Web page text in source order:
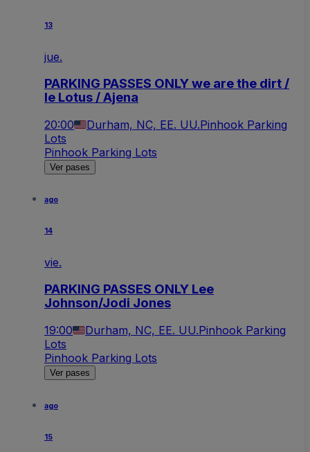
13
jue.
PARKING PASSES ONLY we are the dirt /
le Lotus / Ajena
20:00 Durham, NC, EE. UU.Pinhook Parking
Lots
Pinhook Parking Lots
Ver pases
ago
14
vie.
PARKING PASSES ONLY Lee
Johnson/Jodi Jones
19:00 Durham, NC, EE. UU.Pinhook Parking
Lots
Pinhook Parking Lots
Ver pases
ago
15